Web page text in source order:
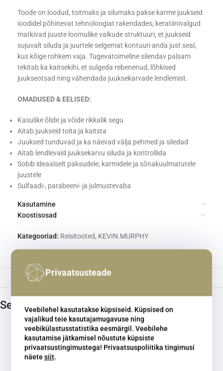
Toode on loodud, toitmaks ja silumaks pakse karme juukseid
ioodidel põhinevat tehnoloogiat rakendades; keratiinivalgud
matkivad juuste loomulike valkude struktuuri, et juukseid
sujuvalt siluda ja juurtele selgemat kontuuri anda just seal,
kus kõige rohkem vaja. Tugevatoimeline silendav palsam
tekitab ka kaitsekihi, et sulgeda rebenenud, lõhkised
juukseotsad ning vähendada juuksekarvade lendlemist.
OMADUSED & EELISED:
Kasulike õlide ja võide rikkalik segu
Aitab juukseid toita ja kaitsta
Juuksed tunduvad ja ka näevad välja pehmed ja siledad
Aitab lendlevaid juuksekarvu siluda ja kontrollida
Sobib ideaalselt paksudele, karmidele ja sõnakuulmatutele
juustele
Sulfaadi-, parabeeni- ja julmustevaba
Kasutamine
Koostisosad
Kategooriad: Reisitooted, KEVIN.MURPHY
Seotud tooted
Privaatsusteade
Veebilehel kasutatakse küpsiseid. Küpsised on
vajalikud teie kasutajamugavuse ning
veebikülastusstatistika eesmärgil. Veebilehe
kasutamise jätkamisel nõustute küpsiste
privaatsustingimustega! Privaatsuspoliitika tingimusi
näete siit.